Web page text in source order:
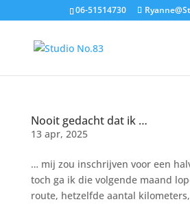
06-51514730
Nooit gedacht dat ik …
13 apr, 2025
… mij zou inschrijven voor een
toch ga ik die volgende maand
route, hetzelfde aantal